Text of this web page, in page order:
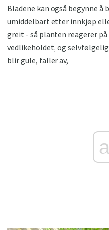
Bladene kan også begynne å
umiddelbart etter innkjøp
greit - så planten reagerer
vedlikeholdet, og selvfølgelig
blir gule, faller av,